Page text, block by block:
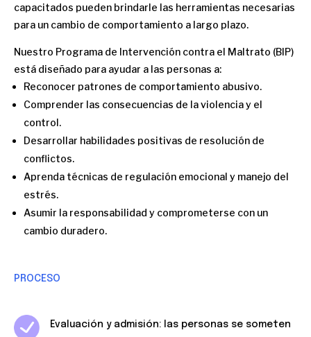
capacitados pueden brindarle las herramientas necesarias
para un cambio de comportamiento a largo plazo.
Nuestro Programa de Intervención contra el Maltrato (BIP)
está diseñado para ayudar a las personas a:
Reconocer patrones de comportamiento abusivo.
Comprender las consecuencias de la violencia y el
control.
Desarrollar habilidades positivas de resolución de
conflictos.
Aprenda técnicas de regulación emocional y manejo del
estrés.
Asumir la responsabilidad y comprometerse con un
cambio duradero.
PROCESO
Evaluación y admisión: las personas se someten